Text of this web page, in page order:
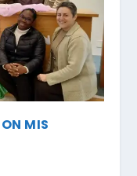
MIS